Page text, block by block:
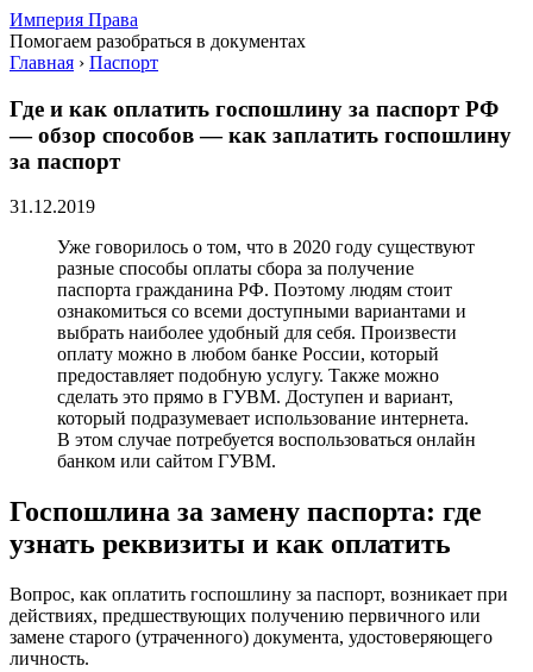
Империя Права
Помогаем разобраться в документах
Главная › Паспорт
Где и как оплатить госпошлину за паспорт РФ
— обзор способов — как заплатить госпошлину
за паспорт
31.12.2019
Уже говорилось о том, что в 2020 году существуют
разные способы оплаты сбора за получение
паспорта гражданина РФ. Поэтому людям стоит
ознакомиться со всеми доступными вариантами и
выбрать наиболее удобный для себя. Произвести
оплату можно в любом банке России, который
предоставляет подобную услугу. Также можно
сделать это прямо в ГУВМ. Доступен и вариант,
который подразумевает использование интернета.
В этом случае потребуется воспользоваться онлайн
банком или сайтом ГУВМ.
Госпошлина за замену паспорта: где
узнать реквизиты и как оплатить
Вопрос, как оплатить госпошлину за паспорт, возникает при
действиях, предшествующих получению первичного или
замене старого (утраченного) документа, удостоверяющего
личность.